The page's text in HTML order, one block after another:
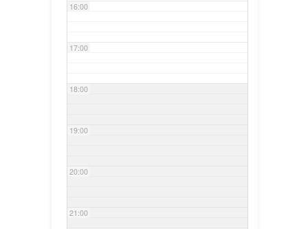
16:00
17:00
18:00
19:00
20:00
21:00